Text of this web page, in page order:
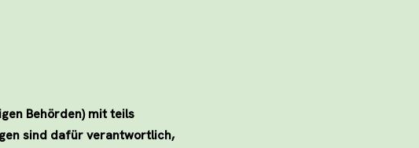
Behörden) mit teils
sind dafür verantwortlich,